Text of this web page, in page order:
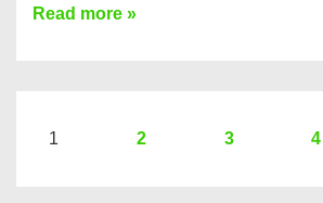
Brauchen
Summe
Read more »
Seitennummerierung
1 2 3 4